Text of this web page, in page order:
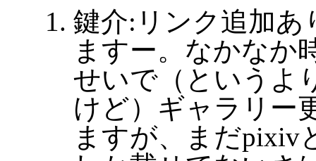
鍵介:リンク追加あ
ますー。なかなか
せいで（というよ
けど）ギャラリー
ますが、まだpixiv